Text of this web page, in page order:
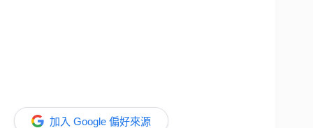
加入 Google 偏好來源